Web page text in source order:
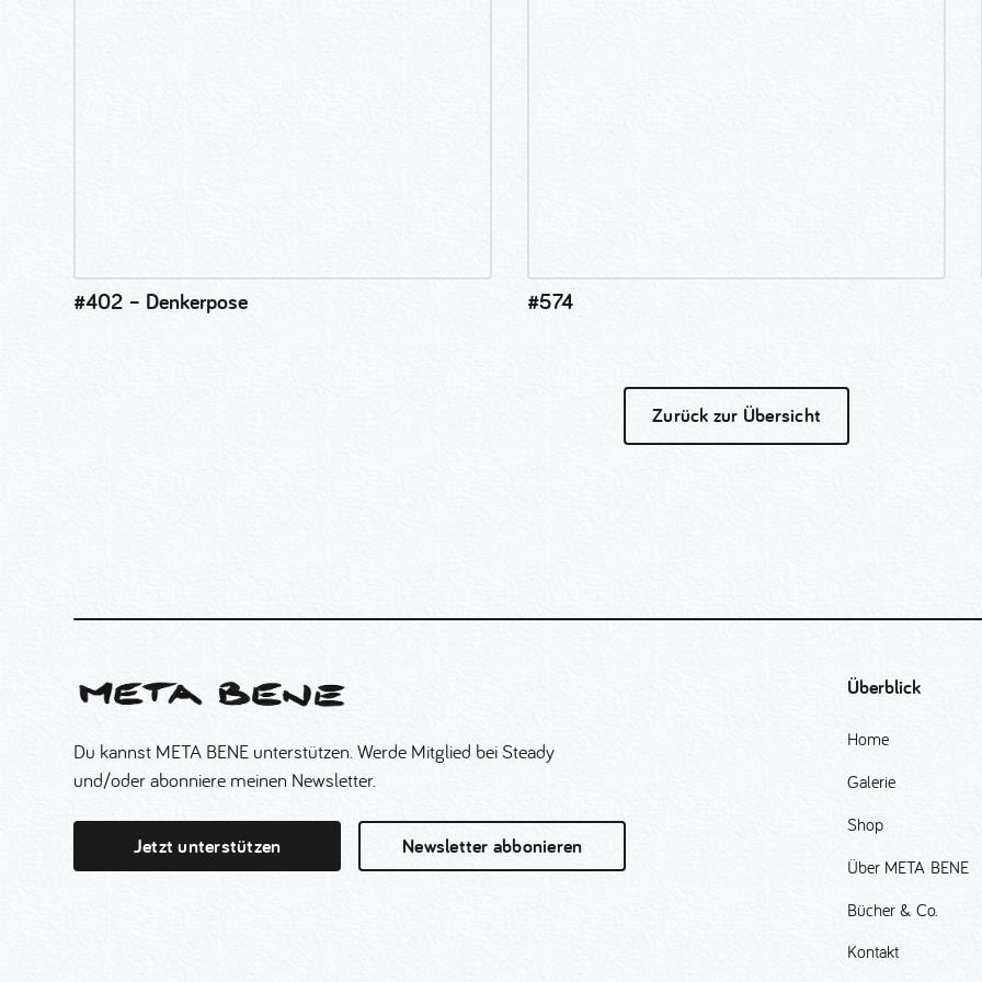
#402 – Denkerpose #574
Zurück zur Übersicht
Du kannst META BENE unterstützen. Werde Mitglied bei Steady
und/oder abonniere meinen Newsletter.
Jetzt unterstützen Newsletter abbonieren
Überblick
Home
Galerie
Shop
Über META BENE
Bücher & Co.
Kontakt